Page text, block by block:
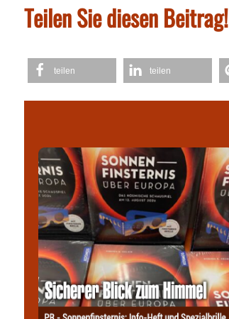
Teilen Sie diesen Beitrag!
teilen teilen